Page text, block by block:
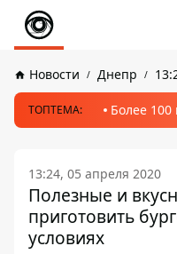
Новости Днепр
ТОПТЕМА: Более
13:24, 05 апреля 2020
Полезные и
приготовить
условиях